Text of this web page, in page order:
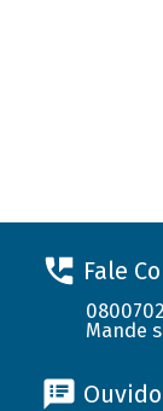
Fale
Mande